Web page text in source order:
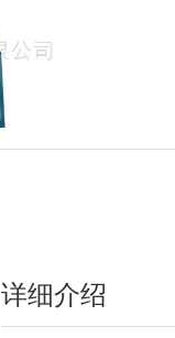
详细介绍